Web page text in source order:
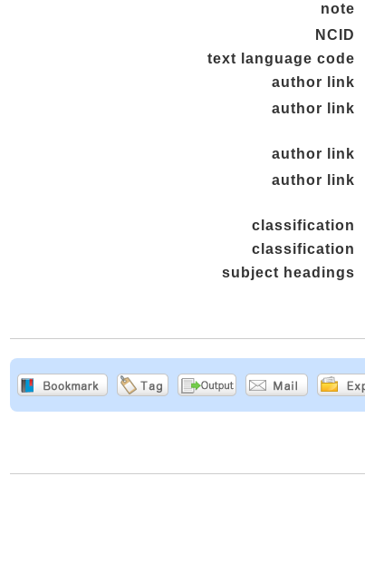
note
NCID
text language code
author link
author link
author link
author link
classification
classification
subject headings